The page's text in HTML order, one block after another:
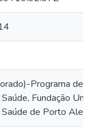
Programa de
Fundação
Saúde de Porto